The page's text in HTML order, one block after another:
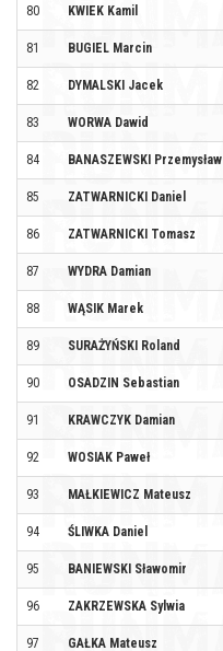
80 KWIEK Kamil
81 BUGIEL Marcin
82 DYMALSKI Jacek
83 WORWA Dawid
84 BANASZEWSKI Przemysław
85 ZATWARNICKI Daniel
86 ZATWARNICKI Tomasz
87 WYDRA Damian
88 WĄSIK Marek
89 SURAŻYŃSKI Roland
90 OSADZIN Sebastian
91 KRAWCZYK Damian
92 WOSIAK Paweł
93 MAŁKIEWICZ Mateusz
94 ŚLIWKA Daniel
95 BANIEWSKI Sławomir
96 ZAKRZEWSKA Sylwia
97 GAŁKA Mateusz